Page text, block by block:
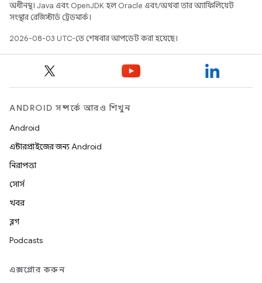
অধীনস্থ। Java এবং OpenJDK হল Oracle এবং/অথবা তার অ্যাফিলিয়েট
সংস্থার রেজিস্টার্ড ট্রেডমার্ক।
2026-08-03 UTC-তে শেষবার আপডেট করা হয়েছে।
ANDROID সম্পর্কে আরও শিখুন
Android
এন্টারপ্রাইজের জন্য Android
নিরাপত্তা
সোর্স
খবর
ব্লগ
Podcasts
এক্সপ্লোর করুন